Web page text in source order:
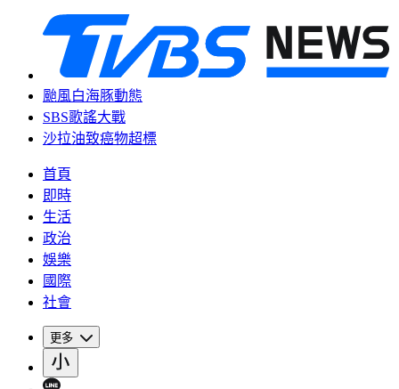
颱風白海豚動態
SBS歌謠大戰
沙拉油致癌物超標
首頁
即時
生活
政治
娛樂
國際
社會
更多